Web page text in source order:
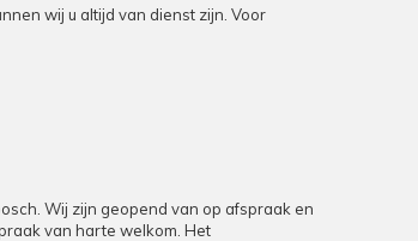
wij u altijd van dienst zijn. Voor
Wij zijn geopend van op afspraak en
van harte welkom. Het